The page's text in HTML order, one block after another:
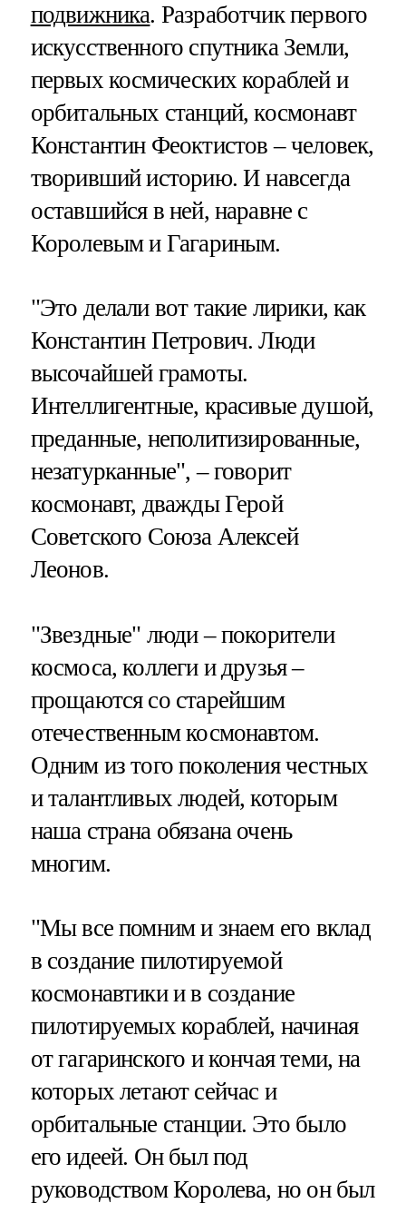
подвижника. Разработчик первого
искусственного спутника Земли,
первых космических кораблей и
орбитальных станций, космонавт
Константин Феоктистов – человек,
творивший историю. И навсегда
оставшийся в ней, наравне с
Королевым и Гагариным.
"Это делали вот такие лирики, как
Константин Петрович. Люди
высочайшей грамоты.
Интеллигентные, красивые душой,
преданные, неполитизированные,
незатурканные", – говорит
космонавт, дважды Герой
Советского Союза Алексей
Леонов.
"Звездные" люди – покорители
космоса, коллеги и друзья –
прощаются со старейшим
отечественным космонавтом.
Одним из того поколения честных
и талантливых людей, которым
наша страна обязана очень
многим.
"Мы все помним и знаем его вклад
в создание пилотируемой
космонавтики и в создание
пилотируемых кораблей, начиная
от гагаринского и кончая теми, на
которых летают сейчас и
орбитальные станции. Это было
его идеей. Он был под
руководством Королева, но он был